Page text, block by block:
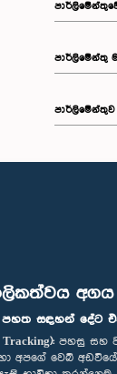
සඳහන් දේට
පහසු සහ
අපගේ වෙබ් අඩවියේ
පාර්ලිමේන්තු